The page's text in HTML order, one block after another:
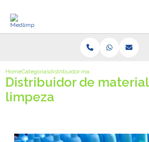
HomeCategoriasdistribuidor material limpeza
Distribuidor de
limpeza